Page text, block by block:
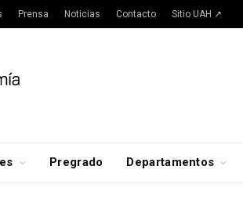
Prensa Noticias Contacto Sitio UAH ↗
Pregrado Departamentos